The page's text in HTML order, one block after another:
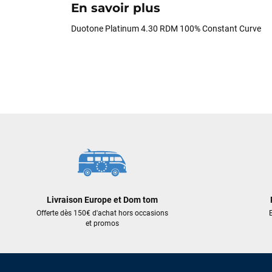
En savoir plus
Duotone Platinum 4.30 RDM 100% Constant Curve
Livraison Europe et Dom tom
Offerte dès 150€ d'achat hors occasions
et promos